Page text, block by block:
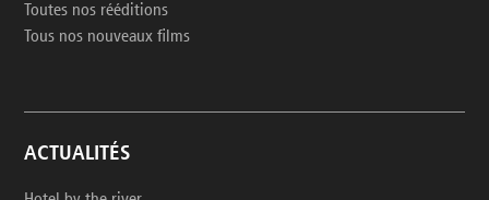
Toutes nos rééditions
Tous nos nouveaux films
ACTUALITÉS